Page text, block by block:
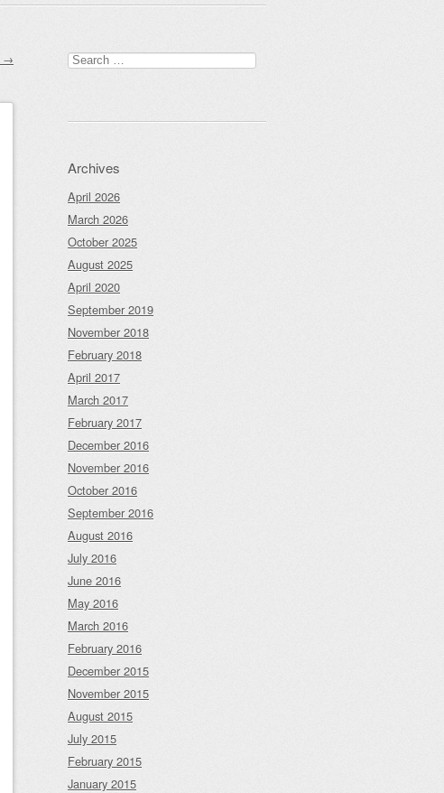
→
Search
for:
Archives
April 2026
March 2026
October 2025
August 2025
April 2020
September 2019
November 2018
February 2018
April 2017
March 2017
February 2017
December 2016
November 2016
October 2016
September 2016
August 2016
July 2016
June 2016
May 2016
March 2016
February 2016
December 2015
November 2015
August 2015
July 2015
February 2015
January 2015